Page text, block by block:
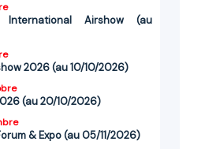
International Airshow (au
2026 (au 10/10/2026)
(au 20/10/2026)
& Expo (au 05/11/2026)